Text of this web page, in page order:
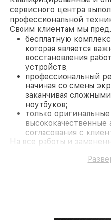
сервисного центра
профессиональной
Своим клиентам мы
бесплатную
которая является
восстановления
устройств;
профессиональный
начиная со смены
заканчивая
ноутбуков;
только
высококачественные
согласования с
На все работы и
поломки по условиям